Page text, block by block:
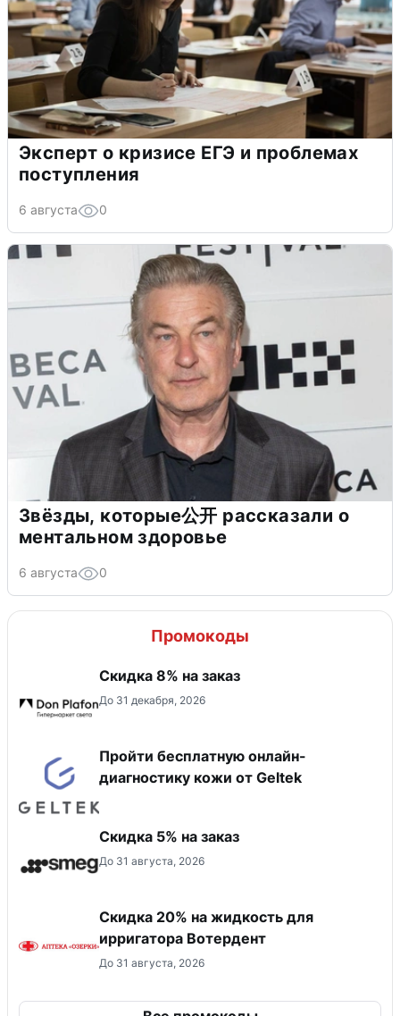
Эксперт о кризисе ЕГЭ и проблемах
поступления
6 августа 0
Звёзды, которые公开 рассказали о
ментальном здоровье
6 августа 0
Промокоды
Скидка 8% на заказ
До 31 декабря, 2026
Пройти бесплатную онлайн-
диагностику кожи от Geltek
Скидка 5% на заказ
До 31 августа, 2026
Скидка 20% на жидкость для
ирригатора Вотердент
До 31 августа, 2026